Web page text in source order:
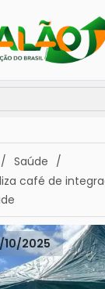
/ Saúde /
café de
10/2025